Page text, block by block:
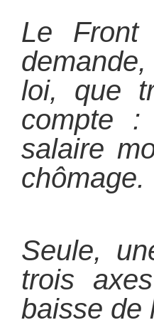
Le Front
loi, que
compte
salaire
chômage.
Seule,
trois
baisse de